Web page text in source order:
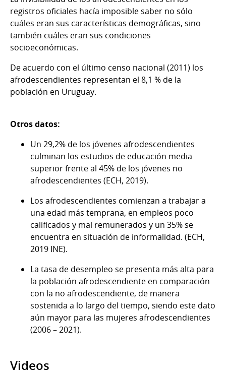
registros oficiales hacía imposible saber no sólo
cuáles eran sus características demográficas, sino
también cuáles eran sus condiciones
socioeconómicas.
De acuerdo con el último censo nacional (2011) los
afrodescendientes representan el 8,1 % de la
población en Uruguay.
Otros datos:
Un 29,2% de los jóvenes afrodescendientes
culminan los estudios de educación media
superior frente al 45% de los jóvenes no
afrodescendientes (ECH, 2019).
Los afrodescendientes comienzan a trabajar a
una edad más temprana, en empleos poco
calificados y mal remunerados y un 35% se
encuentra en situación de informalidad. (ECH,
2019 INE).
La tasa de desempleo se presenta más alta para
la población afrodescendiente en comparación
con la no afrodescendiente, de manera
sostenida a lo largo del tiempo, siendo este dato
aún mayor para las mujeres afrodescendientes
(2006 – 2021).
Videos